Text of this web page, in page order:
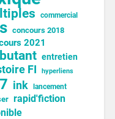
commercial
concours 2018
2021
entretien
FI hyperliens
ink lancement
rapid'fiction